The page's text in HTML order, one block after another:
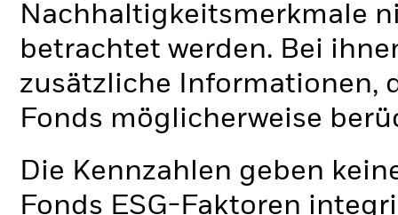
Nachhaltigkeitsmerkmale
betrachtet werden. Bei
zusätzliche Informationen,
Fonds möglicherweise
Die Kennzahlen geben
Fonds ESG-Faktoren